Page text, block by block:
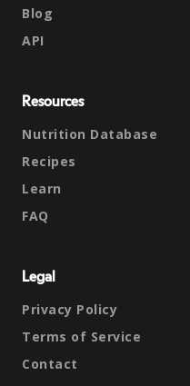
Blog
API
Resources
Nutrition Database
Recipes
Learn
FAQ
Legal
Privacy Policy
Terms of Service
Contact